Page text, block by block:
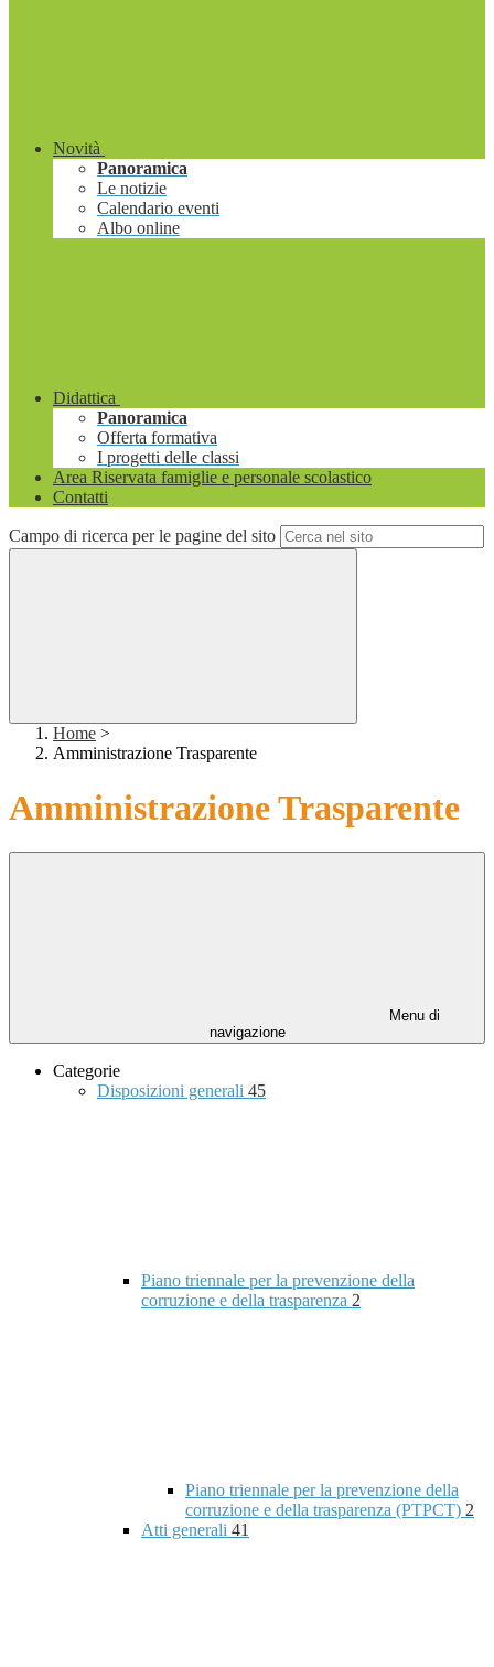
Novità
Panoramica
Le notizie
Calendario eventi
Albo online
Didattica
Panoramica
Offerta formativa
I progetti delle classi
Area Riservata famiglie e personale scolastico
Contatti
Campo di ricerca per le pagine del sito
Home >
Amministrazione Trasparente
Amministrazione Trasparente
Menu di
navigazione
Categorie
Disposizioni generali 45
Piano triennale per la prevenzione della
corruzione e della trasparenza 2
Piano triennale per la prevenzione della
corruzione e della trasparenza (PTPCT) 2
Atti generali 41